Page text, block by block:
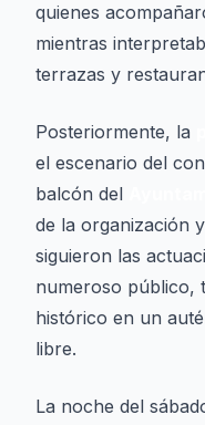
quienes
mientras
terrazas y
Posteriormente, la
el escenario del
balcón del
de la organización
siguieron las
numeroso público,
histórico en un
libre.
La noche del